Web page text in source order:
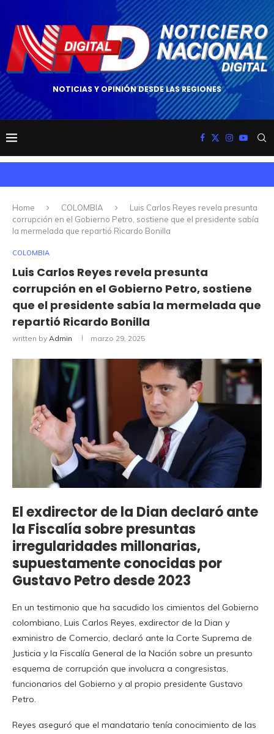
NOTICIAS Y OPINIÓN DESDE LAS REGIONES
Home COLOMBIA
Luis Carlos Reyes revela presunta
corrupción en el Gobierno Petro, sostiene que el presidente sabía
la mermelada que repartió Ricardo Bonilla
COLOMBIA
Luis Carlos Reyes revela presunta
corrupción en el Gobierno Petro, sostiene
que el presidente sabía la mermelada que
repartió Ricardo Bonilla
written by Admin marzo 29, 2025
El exdirector de la Dian declaró ante
la Fiscalía sobre presuntas
irregularidades millonarias,
supuestamente conocidas por
Gustavo Petro desde 2023
En un testimonio que ha sacudido los cimientos del Gobierno
colombiano, Luis Carlos Reyes, exdirector de la Dian y
exministro de Comercio, declaró ante la Corte Suprema de
Justicia y la Fiscalía General de la Nación sobre un presunto
esquema de corrupción que involucra a congresistas,
funcionarios del Gobierno y al propio presidente Gustavo
Petro.
Reyes aseguró que el mandatario tenía conocimiento de las